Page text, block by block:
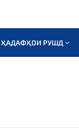
ҲАДАФҲОИ РУШД